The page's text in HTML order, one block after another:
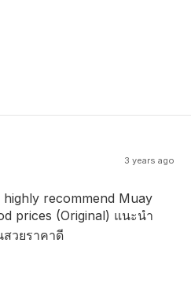
3 years ago
recommend Muay
prices (Original) แนะนำ
วยราคาดี